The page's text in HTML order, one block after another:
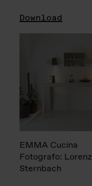
Download
EMMA Cucina
Fotografo: Lorenz
Sternbach